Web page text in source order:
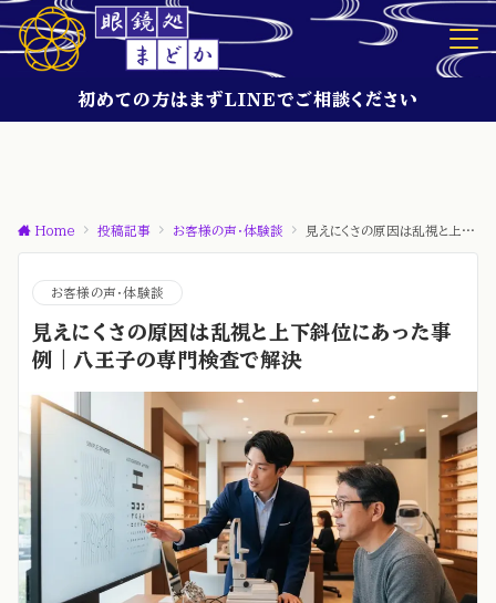
初めての方はまずLINEでご相談ください
Home 投稿記事 お客様の声・体験談 見えにくさの原因は乱視と上下斜位にあった事例｜八王子の専門検査で解決
お客様の声・体験談
見えにくさの原因は乱視と上下斜位にあった事
例｜八王子の専門検査で解決